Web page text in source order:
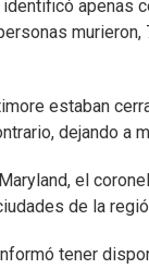
apenas
estaban
dejando a
el
de la
tener